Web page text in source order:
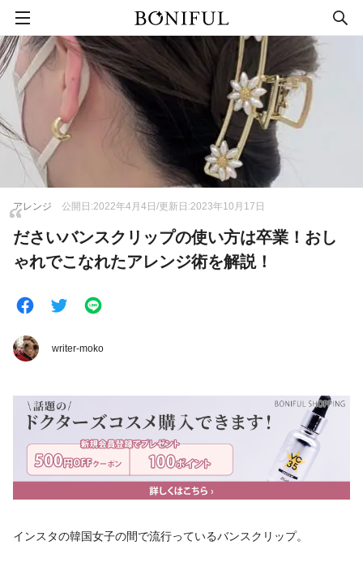
アレンジ 公開日:2022年4月4日/更新日:2023年10月17日
ださいバンスクリップの使い方は卒業！おし
ゃれでこなれたアレンジ術を解説！
writer-moko
インスタの韓国女子の間で流行っているバンスクリップ。